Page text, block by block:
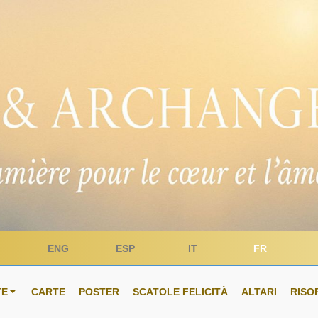
ENG ESP IT FR
CARTE POSTER SCATOLE FELICITÀ ALTARI